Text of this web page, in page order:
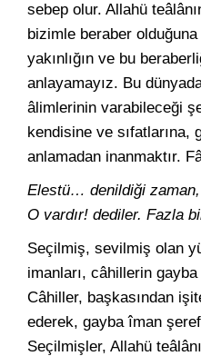
sebep olur. Allahü
bizimle beraber
yakınlığın ve bu
anlayamayız. Bu
âlimlerinin varabileceği
kendisine ve sıfatlarına,
anlamadan inanmaktır.
Elestü… denildiği zaman,
O vardır! dediler. Fazla
Seçilmiş, sevilmiş olan
imanları, câhillerin
Câhiller, başkasından
ederek, gayba îman
Seçilmişler, Allahü